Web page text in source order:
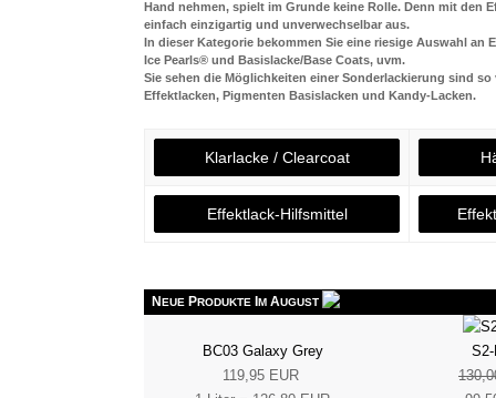
Hand nehmen, spielt im Grunde keine Rolle. Denn mit
einfach einzigartig und unverwechselbar aus.
In dieser Kategorie bekommen Sie eine riesige Auswahl
Ice Pearls® und Basislacke/Base Coats, uvm.
Sie sehen die Möglichkeiten einer Sonderlackierung sind
Effektlacken, Pigmenten Basislacken und Kandy-Lacken.
Klarlacke / Clearcoat
Effektlack-Hilfsmittel
NEUE PRODUKTE IM AUGUST
BC03 Galaxy Grey
119,95 EUR